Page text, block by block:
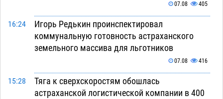
07.08 405
16:24
Игорь Редькин проинспектировал
коммунальную готовность астраханского
земельного массива для льготников
07.08 416
15:28
Тяга к сверхскоростям обошлась
астраханской логистической компании в 400